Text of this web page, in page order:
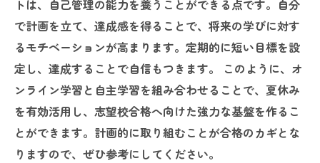
トは、自己管理の能力を養うことができる点です。自分
で計画を立て、達成感を得ることで、将来の学びに対す
るモチベーションが高まります。定期的に短い目標を設
定し、達成することで自信もつきます。 このように、オ
ンライン学習と自主学習を組み合わせることで、夏休み
を有効活用し、志望校合格へ向けた強力な基盤を作るこ
とができます。計画的に取り組むことが合格のカギとな
りますので、ぜひ参考にしてください。